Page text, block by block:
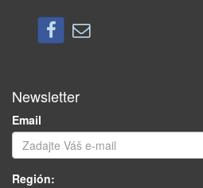
Newsletter
Email
Región: